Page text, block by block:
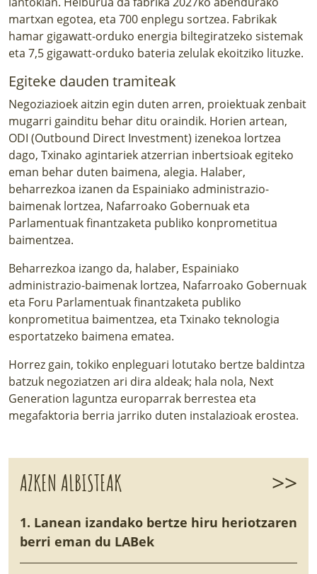
martxan egotea, eta 700 enplegu sortzea. Fabrikak
hamar gigawatt-orduko energia biltegiratzeko sistemak
eta 7,5 gigawatt-orduko bateria zelulak ekoitziko lituzke.
Egiteke dauden tramiteak
Negoziazioek aitzin egin duten arren, proiektuak zenbait
mugarri gainditu behar ditu oraindik. Horien artean,
ODI (Outbound Direct Investment) izenekoa lortzea
dago, Txinako agintariek atzerrian inbertsioak egiteko
eman behar duten baimena, alegia. Halaber,
beharrezkoa izanen da Espainiako administrazio-
baimenak lortzea, Nafarroako Gobernuak eta
Parlamentuak finantzaketa publiko konprometitua
baimentzea.
Beharrezkoa izango da, halaber, Espainiako
administrazio-baimenak lortzea, Nafarroako Gobernuak
eta Foru Parlamentuak finantzaketa publiko
konprometitua baimentzea, eta Txinako teknologia
esportatzeko baimena ematea.
Horrez gain, tokiko enpleguari lotutako bertze baldintza
batzuk negoziatzen ari dira aldeak; hala nola, Next
Generation laguntza europarrak berrestea eta
megafaktoria berria jarriko duten instalazioak erostea.
AZKEN ALBISTEAK >>
1. Lanean izandako bertze hiru heriotzaren
berri eman du LABek